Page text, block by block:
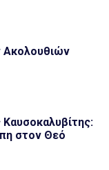
Ακολουθιών
στον Θεό